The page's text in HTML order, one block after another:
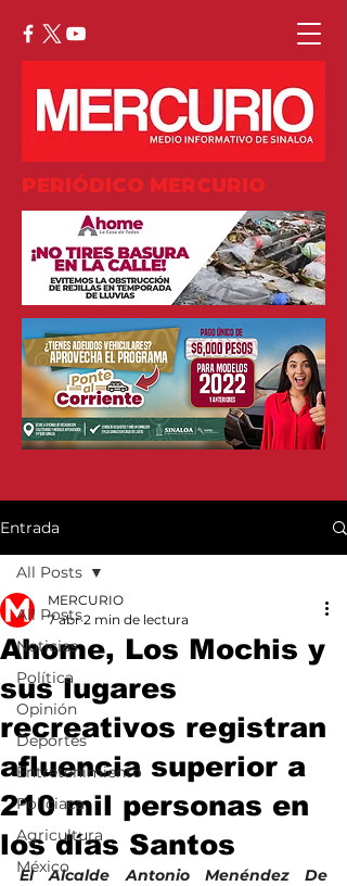
PERIÓDICO MERCURIO
Entrada
All Posts
Noticias
Política
Opinión
Deportes
Entretenimiento
Policiaca
Agricultura
México
All Posts
Ahome, Los Mochis y
sus lugares
recreativos registran
afluencia superior a
210 mil personas en
los días Santos
MERCURIO
7 abr 2 min de lectura
El Alcalde Antonio Menéndez De